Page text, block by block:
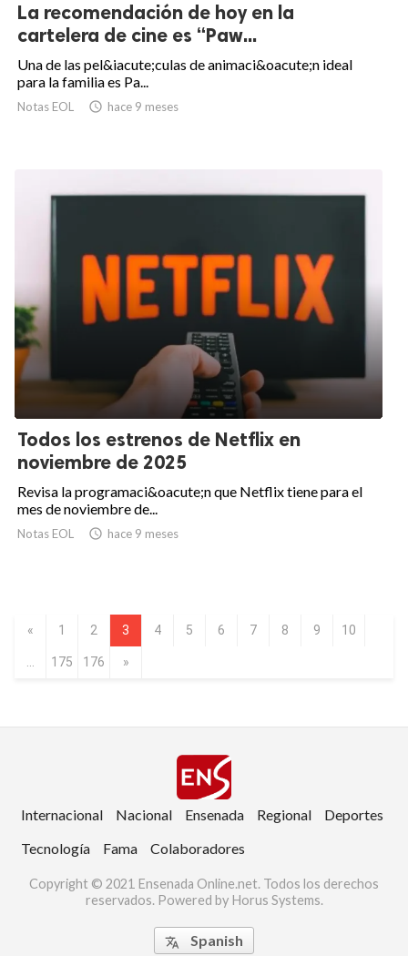
La recomendación de hoy en la
cartelera de cine es “Paw...
Una de las pel&iacute;culas de animaci&oacute;n ideal
para la familia es Pa...
Notas EOL  hace 9 meses
Todos los estrenos de Netflix en
noviembre de 2025
Revisa la programaci&oacute;n que Netflix tiene para el
mes de noviembre de...
Notas EOL  hace 9 meses
« 1 2 3 4 5 6 7 8 9 10
175 176 »
Internacional Nacional Ensenada Regional
Deportes
Tecnología
Fama Colaboradores
Copyright © 2021 Ensenada Online.net. Todos los derechos
reservados. Powered by Horus Systems.
 Spanish